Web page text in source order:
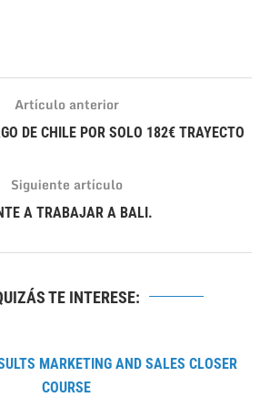
Artículo anterior
DE CHILE POR SOLO 182€ TRAYECTO
Siguiente artículo
A TRABAJAR A BALI.
TE INTERESE:
MARKETING AND SALES CLOSER
COURSE